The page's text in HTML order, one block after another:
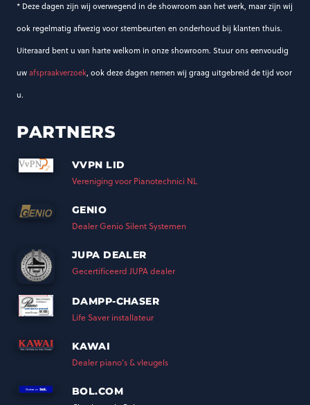
* Deze dagen zijn wij overwegend in de showroom aan het werk, maar zijn wij
ook regelmatig afwezig voor stembeurten en onderhoud bij klanten thuis.
Uiteraard bent u van harte welkom in onze showroom. Stuur ons eenvoudig
uwafspraakverzoek, ook deze dagen nemen wij graag uitgebreid de tijd voor
u.
PARTNERS
VVPN LID
Vereniging voor Pianotechnici NL
GENIO
Dealer Genio Silent Systemen
JUPA DEALER
Gecertificeerd JUPA dealer
DAMPP-CHASER
Life Saver installateur
KAWAI
Dealer piano’s & vleugels
BOL.COM